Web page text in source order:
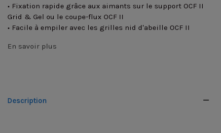
• Fixation rapide grâce aux aimants sur le support OCF II
Grid & Gel ou le coupe-flux OCF II
• Facile à empiler avec les grilles nid d'abeille OCF II
En savoir plus
Description